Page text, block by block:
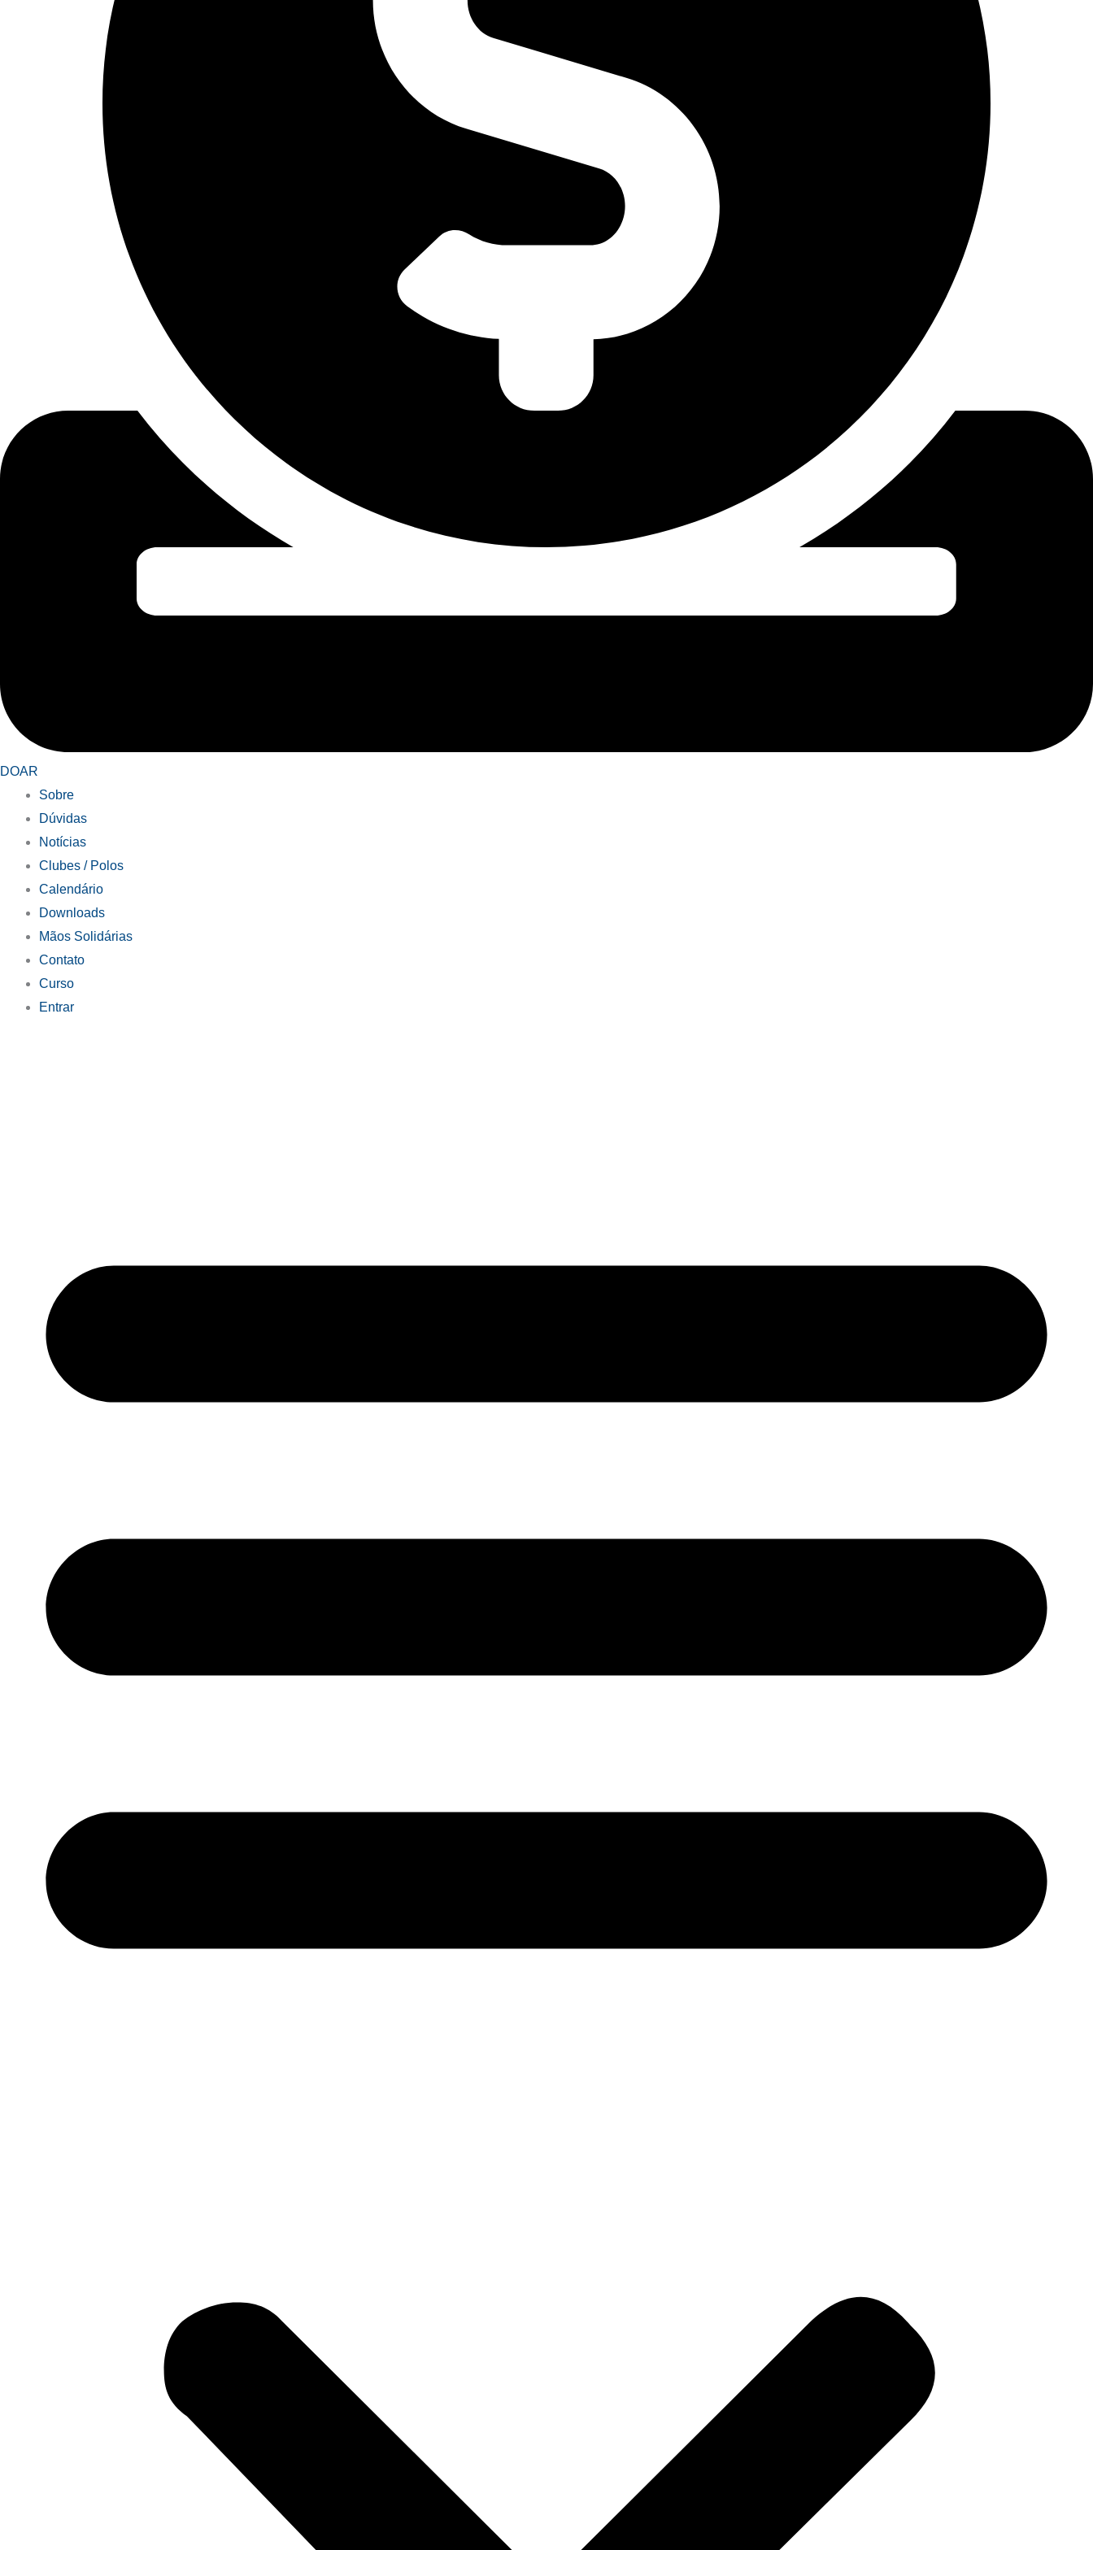
DOAR
Sobre
Dúvidas
Notícias
Clubes / Polos
Calendário
Downloads
Mãos Solidárias
Contato
Curso
Entrar